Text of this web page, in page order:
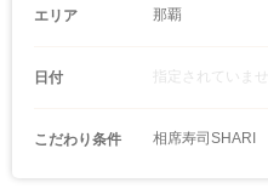
エリア 那覇
日付 指定されていませ
こだわり条件 相席寿司SHARI